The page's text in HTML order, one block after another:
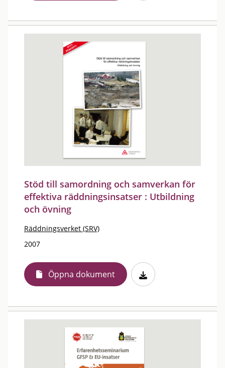
Stöd till samordning och samverkan för
effektiva räddningsinsatser : Utbildning
och övning
Räddningsverket (SRV)
2007
Öppna dokument